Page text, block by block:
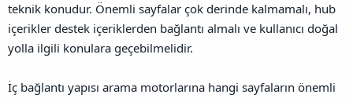
teknik konudur. Önemli sayfalar çok derinde kalmamalı, hub
içerikler destek içeriklerden bağlantı almalı ve kullanıcı doğal
yolla ilgili konulara geçebilmelidir.
İç bağlantı yapısı arama motorlarına hangi sayfaların önemli